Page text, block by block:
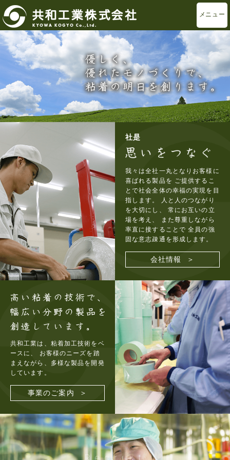
メニュー
社是
我々は全社一丸となりお客様に
喜ばれる製品を ご提供するこ
とで社会全体の幸福の実現を目
指します。
人と人のつながり
を大切にし、
常にお互いの立
場を考え、
また尊重しながら
率直に接することで 全員の強
固な意志疎通を形成します。
会社情報 ＞
共和工業は、粘着加工技術をベ
ースに、
お客様のニーズを踏
まえながら、多様な製品を開発
しています。
事業のご案内 ＞
Recruit